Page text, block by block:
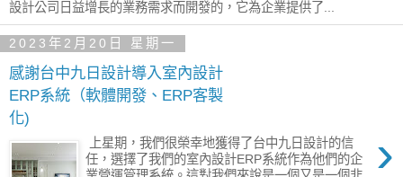
設計公司日益增長的業務需求而開發的，它為企業提供了...
2023年2月20日 星期一
感謝台中九日設計導入室內設計
ERP系統（軟體開發、ERP客製
化)
›
上星期，我們很榮幸地獲得了台中九日設計的信
任，選擇了我們的室內設計ERP系統作為他們的企